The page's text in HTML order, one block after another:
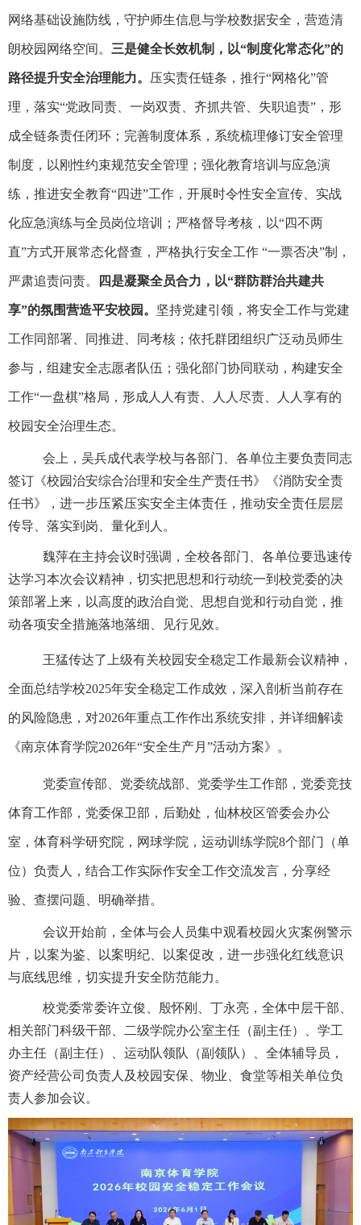
网络基础设施防线，守护师生信息与学校数据安全，营造清
朗校园网络空间。 三是健全长效机制，以“制度化常态化”的
路径提升安全治理能力。 压实责任链条，推行“网格化”管
理，落实“党政同责、一岗双责、齐抓共管、失职追责”，形
成全链条责任闭环；完善制度体系，系统梳理修订安全管理
制度，以刚性约束规范安全管理；强化教育培训与应急演
练，推进安全教育“四进”工作，开展时令性安全宣传、实战
化应急演练与全员岗位培训；严格督导考核，以“四不两
直”方式开展常态化督查，严格执行安全工作 “一票否决”制，
严肃追责问责。 四是凝聚全员合力，以“群防群治共建共
享”的氛围营造平安校园。 坚持党建引领，将安全工作与党建
工作同部署、同推进、同考核；依托群团组织广泛动员师生
参与，组建安全志愿者队伍；强化部门协同联动，构建安全
工作“一盘棋”格局，形成人人有责、人人尽责、人人享有的
校园安全治理生态。
会上，吴兵成代表学校与各部门、各单位主要负责同志
签订《校园治安综合治理和安全生产责任书》《消防安全责
任书》，进一步压紧压实安全主体责任，推动安全责任层层
传导、落实到岗、量化到人。
魏萍在主持会议时强调，全校各部门、各单位要迅速传
达学习本次会议精神，切实把思想和行动统一到校党委的决
策部署上来，以高度的政治自觉、思想自觉和行动自觉，推
动各项安全措施落地落细、见行见效。
王猛传达了上级有关校园安全稳定工作最新会议精神，
全面总结学校2025年安全稳定工作成效，深入剖析当前存在
的风险隐患，对2026年重点工作作出系统安排，并详细解读
《南京体育学院2026年“安全生产月”活动方案》。
党委宣传部、党委统战部、党委学生工作部，党委竞技
体育工作部，党委保卫部，后勤处，仙林校区管委会办公
室，体育科学研究院，网球学院，运动训练学院8个部门（单
位）负责人，结合工作实际作安全工作交流发言，分享经
验、查摆问题、明确举措。
会议开始前，全体与会人员集中观看校园火灾案例警示
片，以案为鉴、以案明纪、以案促改，进一步强化红线意识
与底线思维，切实提升安全防范能力。
校党委常委许立俊、殷怀刚、丁永亮，全体中层干部、
相关部门科级干部、二级学院办公室主任（副主任）、学工
办主任（副主任）、运动队领队（副领队）、全体辅导员，
资产经营公司负责人及校园安保、物业、食堂等相关单位负
责人参加会议。